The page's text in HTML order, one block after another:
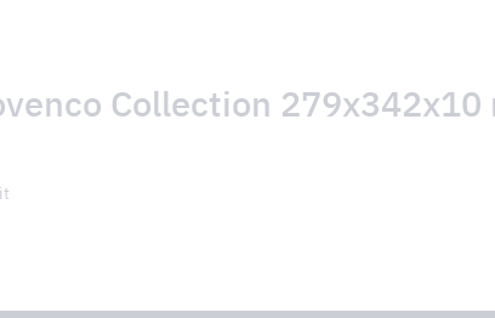
Collection 279x342x10